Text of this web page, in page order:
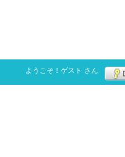
ようこそ！ ゲスト さん